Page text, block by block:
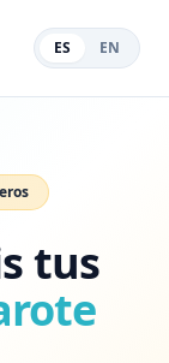
ES EN
tus